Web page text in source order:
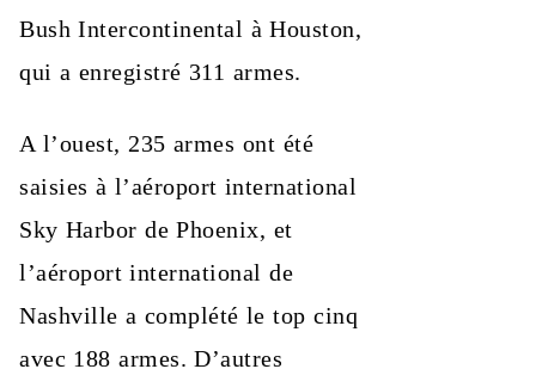
Bush Intercontinental à Houston,
qui a enregistré 311 armes.
A l’ouest, 235 armes ont été
saisies à l’aéroport international
Sky Harbor de Phoenix, et
l’aéroport international de
Nashville a complété le top cinq
avec 188 armes. D’autres